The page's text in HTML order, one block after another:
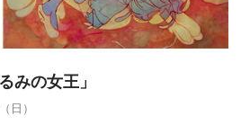
みの女王」
日）